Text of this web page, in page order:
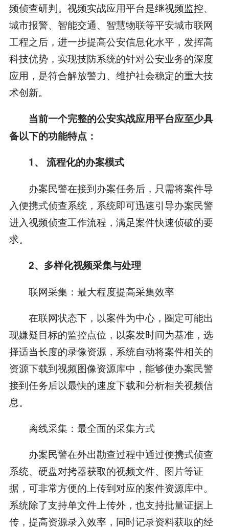
频侦查研判。视频实战应用平台是继视频监控、
城市报警、智能交通、智慧物联等平安城市联网
工程之后，进一步提高公安信息化水平，发挥高
科技优势，实现技防系统的针对公安业务的深度
应用，是符合解放警力、维护社会稳定的重大技
术创新。
当前一个完整的公安实战应用平台应至少具
备以下的功能特点：
1、 流程化的办案模式
办案民警在接到办案任务后，只需将案件导
入便携式侦查系统，系统即可迅速引导办案民警
进入视频侦查工作流程，满足案件快速侦破的要
求。
2、多样化视频采集与处理
联网采集：最大程度提高采集效率
在联网状态下，以案件为中心，圈定可能出
现嫌疑目标的监控点位，以案发时间为基准，选
择适当长度的录像资源，系统自动将案件相关的
资源下载到视频图像资源库中，能够使办案民警
接到任务后以最快的速度下载和分析相关视频信
息。
离线采集：最全面的采集方式
办案民警在外出勘查过程中通过便携式侦查
系统、硬盘对拷器获取的视频文件、图片等证
据，可非常方便的上传到对应的案件资源库中。
系统除了支持单文件上传外，也支持批量证据上
传，提高资源录入效率，同时记录资料获取的经